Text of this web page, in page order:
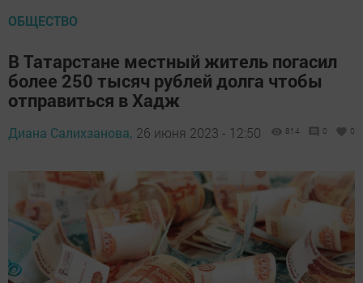
ОБЩЕСТВО
В Татарстане местный житель погасил
более 250 тысяч рублей долга чтобы
отправиться в Хадж
Диана Салихзанова, 26 июня 2023 - 12:50 814 0 0